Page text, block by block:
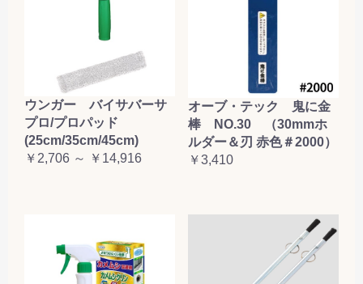
ウンガー バイサバーサ
プロ/プロパッド
(25cm/35cm/45cm)
￥2,706 ～ ￥14,916
オーブ・テック 鬼に金
棒 NO.30 （30mmホ
ルダー＆刃 赤色＃2000）
￥3,410